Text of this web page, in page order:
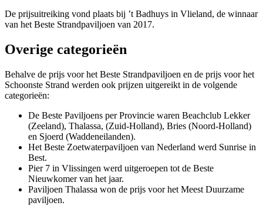
De prijsuitreiking vond plaats bij ’t Badhuys in Vlieland, de winnaar
van het Beste Strandpaviljoen van 2017.
Overige categorieën
Behalve de prijs voor het Beste Strandpaviljoen en de prijs voor het
Schoonste Strand werden ook prijzen uitgereikt in de volgende
categorieën:
De Beste Paviljoens per Provincie waren Beachclub Lekker
(Zeeland), Thalassa, (Zuid-Holland), Bries (Noord-Holland)
en Sjoerd (Waddeneilanden).
Het Beste Zoetwaterpaviljoen van Nederland werd Sunrise in
Best.
Pier 7 in Vlissingen werd uitgeroepen tot de Beste
Nieuwkomer van het jaar.
Paviljoen Thalassa won de prijs voor het Meest Duurzame
paviljoen.